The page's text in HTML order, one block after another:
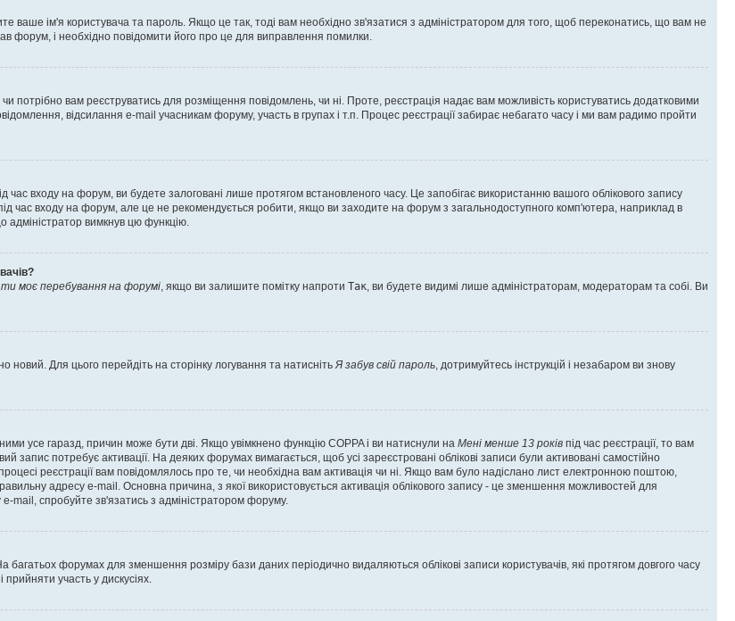
ваше ім'я користувача та пароль. Якщо це так, тоді вам необхідно зв'язатися з адміністратором для того, щоб переконатись, що вам не
форум, і необхідно повідомити його про це для виправлення помилки.
потрібно вам реєструватись для розміщення повідомлень, чи ні. Проте, реєстрація надає вам можливість користуватись додатковими
відсилання e-mail учасникам форуму, участь в групах і т.п. Процес реєстрації забирає небагато часу і ми вам радимо пройти
час входу на форум, ви будете залоговані лише протягом встановленого часу. Це запобігає використанню вашого облікового запису
час входу на форум, але це не рекомендується робити, якщо ви заходите на форум з загальнодоступного комп'ютера, наприклад в
адміністратор вимкнув цю функцію.
моє перебування на форумі , якщо ви залишите помітку напроти Так , ви будете видимі лише адміністраторам, модераторам та собі. Ви
Для цього перейдіть на сторінку логування та натисніть Я забув свій пароль , дотримуйтесь інструкцій і незабаром ви знову
усе гаразд, причин може бути дві. Якщо увімкнено функцію COPPA і ви натиснули на Мені менше 13 років під час реєстрації, то вам
запис потребує активації. На деяких форумах вимагається, щоб усі зареєстровані облікові записи були активовані самостійно
реєстрації вам повідомлялось про те, чи необхідна вам активація чи ні. Якщо вам було надіслано лист електронною поштою,
адресу e-mail. Основна причина, з якої використовується активація облікового запису - це зменшення можливостей для
спробуйте зв'язатись з адміністратором форуму.
форумах для зменшення розміру бази даних періодично видаляються облікові записи користувачів, які протягом довгого часу
участь у дискусіях.